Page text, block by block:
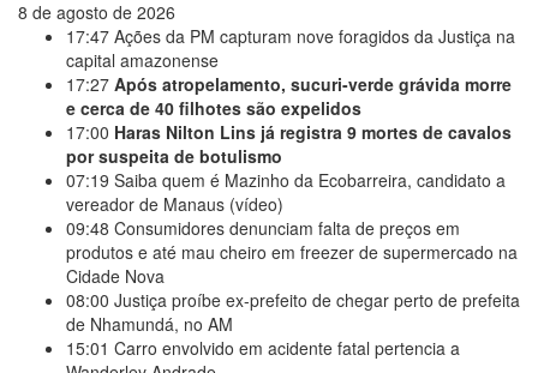
8 de agosto de 2026
17:47 Ações da PM capturam nove foragidos da Justiça na
capital amazonense
17:27 Após atropelamento, sucuri-verde grávida morre
e cerca de 40 filhotes são expelidos
17:00 Haras Nilton Lins já registra 9 mortes de cavalos
por suspeita de botulismo
07:19 Saiba quem é Mazinho da Ecobarreira, candidato a
vereador de Manaus (vídeo)
09:48 Consumidores denunciam falta de preços em
produtos e até mau cheiro em freezer de supermercado na
Cidade Nova
08:00 Justiça proíbe ex-prefeito de chegar perto de prefeita
de Nhamundá, no AM
15:01 Carro envolvido em acidente fatal pertencia a